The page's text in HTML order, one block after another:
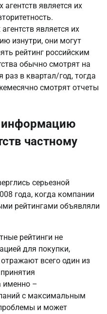
является их
является их
изнутри, они могут
рейтинг российским
обычно смотрят на
в квартал/год, тогда
смотрят отчеты
информацию
частному
серьезной
года, когда компании
рейтингами объявляли
рейтинги не
для покупки,
всего один из
именно –
с максимальным
и может